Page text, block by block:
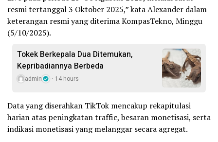
resmi tertanggal 3 Oktober 2025,” kata Alexander dalam
keterangan resmi yang diterima KompasTekno, Minggu
(5/10/2025).
Tokek Berkepala Dua Ditemukan,
Kepribadiannya Berbeda
admin 14 hours
Data yang diserahkan TikTok mencakup rekapitulasi
harian atas peningkatan traffic, besaran monetisasi, serta
indikasi monetisasi yang melanggar secara agregat.